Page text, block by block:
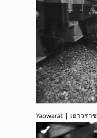
Yaowarat | เยาวราช